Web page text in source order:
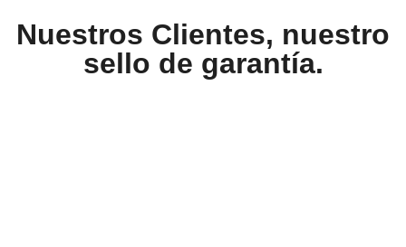
Nuestros Clientes, nuestro
sello de garantía.